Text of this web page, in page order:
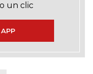
un clic